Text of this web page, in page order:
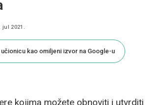
jul 2021.
kao omiljeni izvor na Google-u
kojima možete obnoviti i utvrditi